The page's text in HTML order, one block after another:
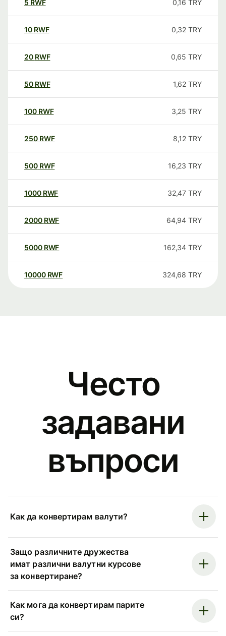
5 RWF 0,16 TRY
10 RWF 0,32 TRY
20 RWF 0,65 TRY
50 RWF 1,62 TRY
100 RWF 3,25 TRY
250 RWF 8,12 TRY
500 RWF 16,23 TRY
1000 RWF 32,47 TRY
2000 RWF 64,94 TRY
5000 RWF 162,34 TRY
10000 RWF 324,68 TRY
Често
задавани
въпроси
Как да конвертирам валути?
Защо различните дружества
имат различни валутни курсове
за конвертиране?
Как мога да конвертирам парите
си?